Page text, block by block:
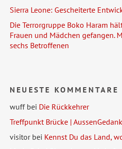
Sierra Leone: Gescheiterte
Die Terrorgruppe Boko Haram
Frauen und Mädchen gefangen.
sechs Betroffenen
NEUESTE KOMMENTARE
wuffbei Die Rückkehrer
Treffpunkt Brücke |
visitorbei Kennst Du das Land,